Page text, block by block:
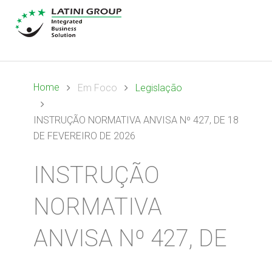
Home Em Foco Legislação
INSTRUÇÃO NORMATIVA ANVISA Nº 427, DE 18
DE FEVEREIRO DE 2026
INSTRUÇÃO
NORMATIVA
ANVISA Nº 427, DE